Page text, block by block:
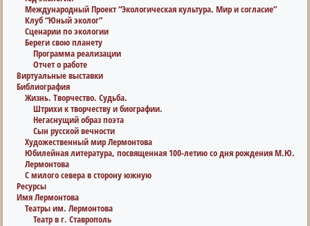
Международный Проект “Экологическая культура. Мир и согласие”
Клуб “Юный эколог”
Сценарии по экологии
Береги свою планету
Программа реализации
Отчет о работе
Виртуальные выставки
Библиография
Жизнь. Творчество. Судьба.
Штрихи к творчеству и биографии.
Негаснущий образ поэта
Сын русской вечности
Художественный мир Лермонтова
Юбилейная литература, посвященная 100-летию со дня рождения М.Ю.
Лермонтова
С милого севера в сторону южную
Ресурсы
Имя Лермонтова
Театры им. Лермонтова
Театр в г. Ставрополь